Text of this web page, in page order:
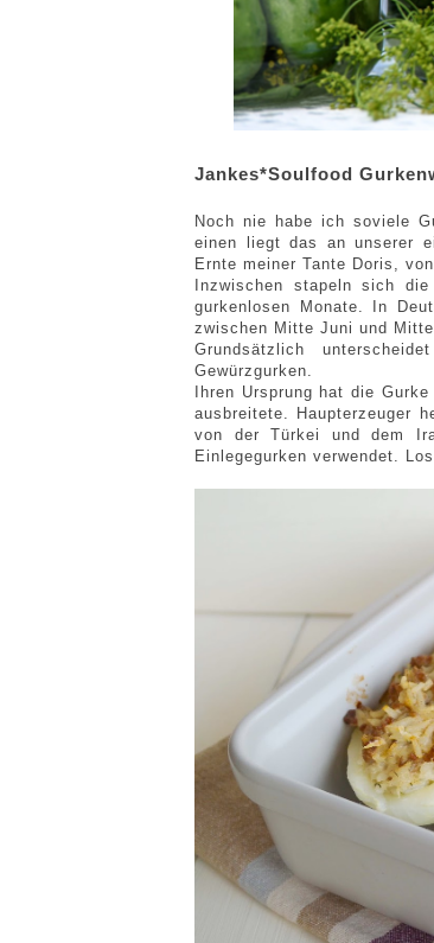
Jankes*Soulfood
Noch nie habe ich soviele
einen liegt das an unserer
Ernte meiner Tante Doris,
Inzwischen stapeln sich
gurkenlosen Monate. In
zwischen Mitte Juni und
Grundsätzlich
Gewürzgurken.
Ihren Ursprung hat die
ausbreitete. Haupterzeuger
von der Türkei und dem
Einlegegurken verwendet.